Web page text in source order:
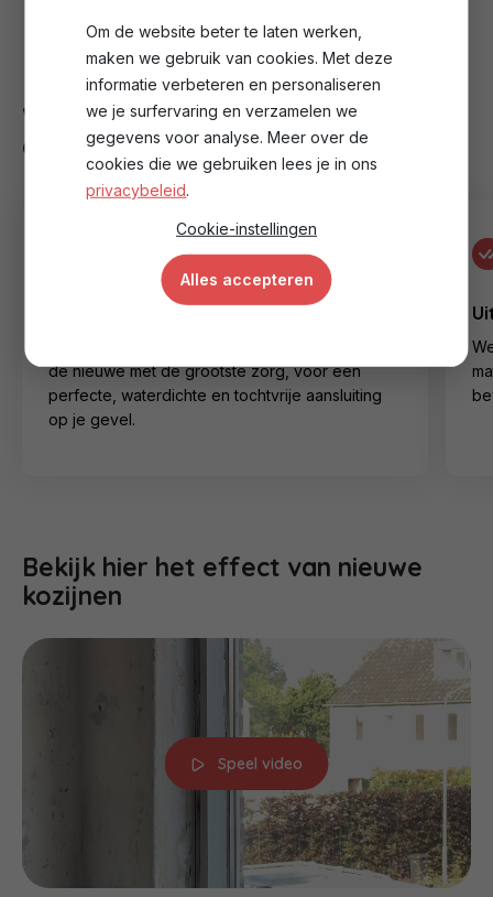
Waarom je kozijnen laat plaatsen
door Dakkwartier
Vakkundige en secure montage
de nieuwe met de grootste zorg, voor een
perfecte, waterdichte en tochtvrije aansluiting
op je gevel.
Bekijk hier het effect van nieuwe
kozijnen
Speel video
Om de website beter te laten werken,
maken we gebruik van cookies. Met deze
informatie verbeteren en personaliseren
we je surfervaring en verzamelen we
gegevens voor analyse. Meer over de
cookies die we gebruiken lees je in ons
privacybeleid.
Cookie-instellingen
Alles accepteren